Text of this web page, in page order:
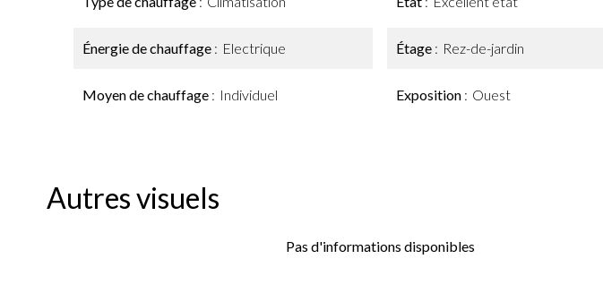
Énergie de chauffage Electrique
Moyen de chauffage Individuel
Étage Rez-de-jardin
Exposition Ouest
Autres visuels
Pas d'informations disponibles